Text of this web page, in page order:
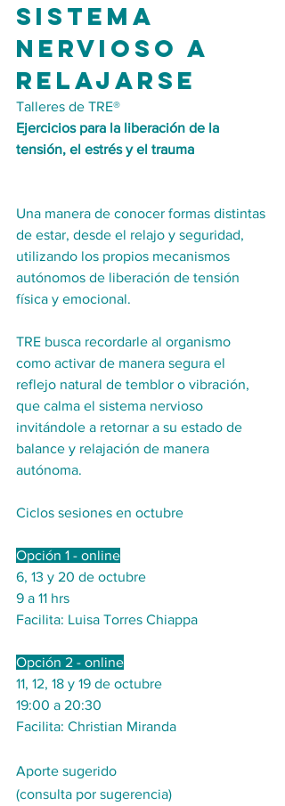
sistema
nervioso a
relajarse
Talleres de TRE®
Ejercicios para la liberación de la
tensión, el estrés y el trauma
Una manera de conocer formas distintas
de estar, desde el relajo y seguridad,
utilizando los propios mecanismos
autónomos de liberación de tensión
física y emocional.
TRE busca recordarle al organismo
como activar de manera segura el
reflejo natural de temblor o vibración,
que calma el sistema nervioso
invitándole a retornar a su estado de
balance y relajación de manera
autónoma.
Ciclos sesiones en octubre
Opción 1 - online
6, 13 y 20 de octubre
9 a 11 hrs
Facilita: Luisa Torres Chiappa
Opción 2 - online
11, 12, 18 y 19 de octubre
19:00 a 20:30
Facilita: Christian Miranda
Aporte sugerido
(consulta por sugerencia)